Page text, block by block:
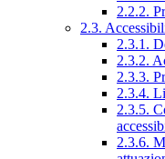
2.2.2.
2.3.
2.3.1.
2.3.2.
2.3.3.
2.3.4.
2.3.5.
2.3.6.